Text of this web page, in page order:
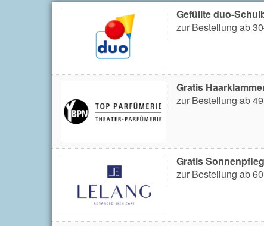
Gefüllte duo-
zur Bestellung ab
Gratis
zur Bestellung ab
Gratis
zur Bestellung ab